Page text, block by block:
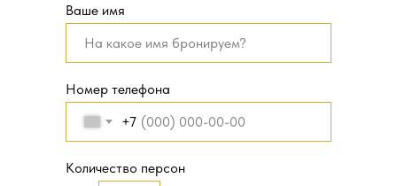
Ваше имя
Номер телефона
+7
Количество персон